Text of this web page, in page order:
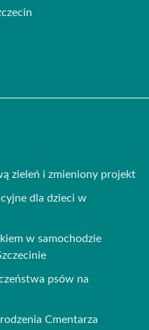
zieleń i zmieniony projekt
dla dzieci w
w samochodzie
psów na
Cmentarza